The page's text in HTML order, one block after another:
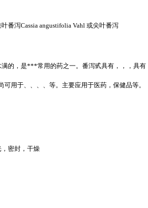
番泻Cassia angustifolia Vahl 或尖叶番泻
满的，是***常用的药之一。番泻甙具有，，，具有
可用于、、、、等。主要应用于医药，保健品等。
密封，干燥